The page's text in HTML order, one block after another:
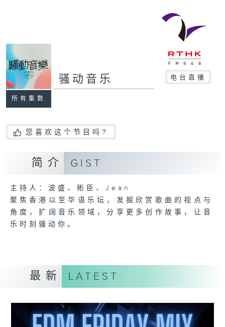
所有集数
骚动音乐 电台直播
您喜欢这个节目吗?
简介 GIST
主持人：波盛、彬臣、Jean
聚焦香港以至华语乐坛，发掘欣赏歌曲的视点与
角度，扩阔音乐领域，分享更多创作故事，让音
乐时刻骚动你。
最新 LATEST